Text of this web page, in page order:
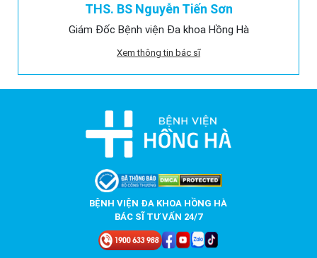
THS. BS Nguyễn Tiến Sơn
Giám Đốc Bệnh viện Đa khoa Hồng Hà
Xem thông tin bác sĩ
BỆNH VIỆN ĐA KHOA HỒNG HÀ
BÁC SĨ TƯ VẤN 24/7